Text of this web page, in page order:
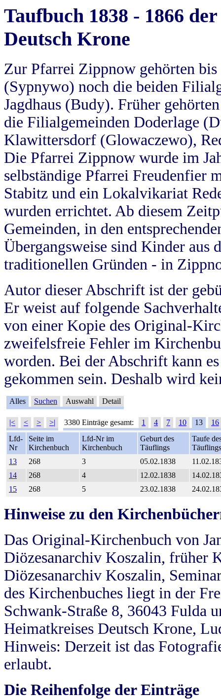
Taufbuch 1838 - 1866
Deutsch Krone
Zur Pfarrei Zippnow gehörten
(Sypnywo) noch die beiden
Jagdhaus (Budy). Früher
die Filialgemeinden Doderlage
Klawittersdorf (Glowaczewo),
Die Pfarrei Zippnow wurde im
selbständige Pfarrei Freudenfier
Stabitz und ein Lokalvikariat
wurden errichtet. Ab diesem
Gemeinden, in den
Übergangsweise sind Kinder aus
traditionellen Gründen - in
Autor dieser Abschrift ist der
Er weist auf folgende
von einer Kopie des Original-
zweifelsfreie Fehler im
worden. Bei der Abschrift kann
gekommen sein. Deshalb wird
Alles Suchen Auswahl Detail
|< < > >| 3380 Einträge gesamt: 1 4 7 10 13
16
Lfd-
Nr
Seite im
Kirchenbuch
Lfd-Nr im
Kirchenbuch
Geburt des
Täuflings
Taufe
Täuflings
13
268 3 05.02.1838
14
268 4 12.02.1838
15
268 5 23.02.1838
Hinweise zu den
Das Original-Kirchenbuch von
Diözesanarchiv Koszalin, früher
Diözesanarchiv Koszalin,
des Kirchenbuches liegt in der
Schwank-Straße 8, 36043 Fulda
Heimatkreises Deutsch Krone,
Hinweis: Derzeit ist das
erlaubt.
Die Reihenfolge der Einträge